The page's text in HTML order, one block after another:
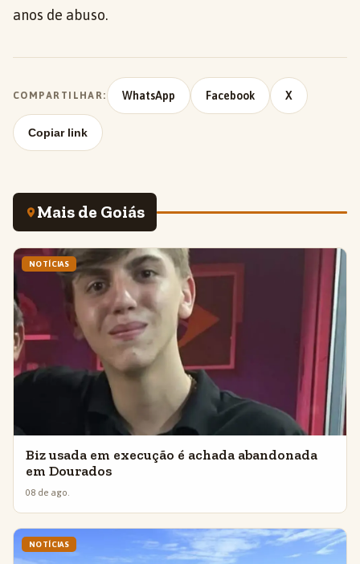
anos de abuso.
COMPARTILHAR: WhatsApp Facebook X
Copiar link
Mais de Goiás
NOTÍCIAS
Biz usada em execução é achada abandonada
em Dourados
08 de ago.
NOTÍCIAS